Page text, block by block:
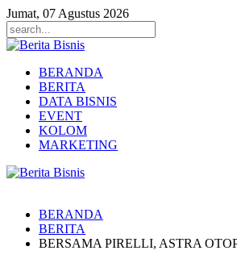
Jumat, 07 Agustus 2026
BERANDA
BERITA
DATA BISNIS
EVENT
KOLOM
MARKETING
BERANDA
BERITA
BERSAMA PIRELLI, ASTRA